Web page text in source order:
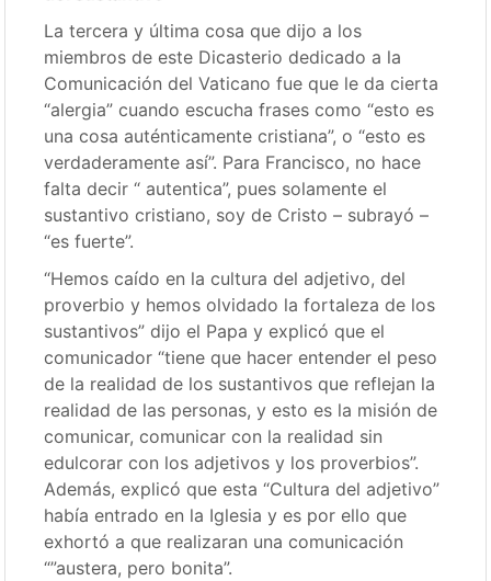
La tercera y última cosa que dijo a los
miembros de este Dicasterio dedicado a la
Comunicación del Vaticano fue que le da cierta
“alergia” cuando escucha frases como “esto es
una cosa auténticamente cristiana”, o “esto es
verdaderamente así”. Para Francisco, no hace
falta decir “ autentica”, pues solamente el
sustantivo cristiano, soy de Cristo – subrayó –
“es fuerte”.
“Hemos caído en la cultura del adjetivo, del
proverbio y hemos olvidado la fortaleza de los
sustantivos” dijo el Papa y explicó que el
comunicador “tiene que hacer entender el peso
de la realidad de los sustantivos que reflejan la
realidad de las personas, y esto es la misión de
comunicar, comunicar con la realidad sin
edulcorar con los adjetivos y los proverbios”.
Además, explicó que esta “Cultura del adjetivo”
había entrado en la Iglesia y es por ello que
exhortó a que realizaran una comunicación
“”austera, pero bonita”.